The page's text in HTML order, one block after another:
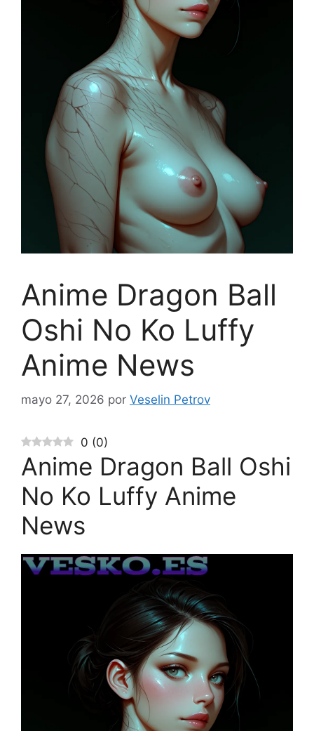
Anime Dragon Ball
Oshi No Ko Luffy
Anime News
mayo 27, 2026 por Veselin Petrov
0 (0)
Anime Dragon Ball Oshi
No Ko Luffy Anime
News